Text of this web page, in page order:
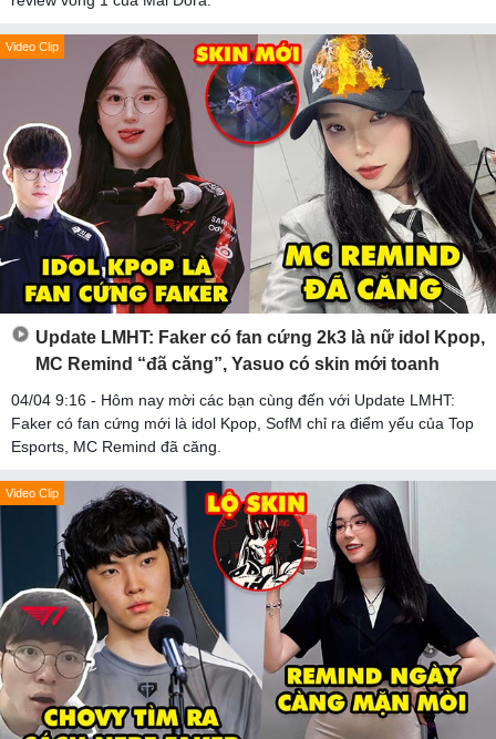
Video Clip
Update LMHT: Faker có fan cứng 2k3 là nữ idol Kpop,
MC Remind “đã căng”, Yasuo có skin mới toanh
04/04 9:16 - Hôm nay mời các bạn cùng đến với Update LMHT:
Faker có fan cứng mới là idol Kpop, SofM chỉ ra điểm yếu của Top
Esports, MC Remind đã căng.
Video Clip